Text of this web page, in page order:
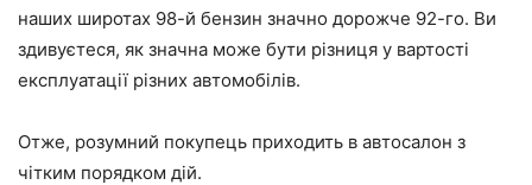
наших широтах 98-й бензин значно дорожче 92-го. Ви
здивуєтеся, як значна може бути різниця у вартості
експлуатації різних автомобілів.
Отже, розумний покупець приходить в автосалон з
чітким порядком дій.